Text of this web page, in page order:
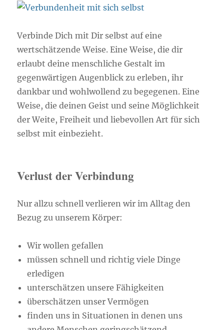
Verbinde Dich mit Dir selbst auf eine
wertschätzende Weise. Eine Weise, die dir
erlaubt deine menschliche Gestalt im
gegenwärtigen Augenblick zu erleben, ihr
dankbar und wohlwollend zu begegenen. Eine
Weise, die deinen Geist und seine Möglichkeit
der Weite, Freiheit und liebevollen Art für sich
selbst mit einbezieht.
Verlust der Verbindung
Nur allzu schnell verlieren wir im Alltag den
Bezug zu unserem Körper:
Wir wollen gefallen
müssen schnell und richtig viele Dinge
erledigen
unterschätzen unsere Fähigkeiten
überschätzen unser Vermögen
finden uns in Situationen in denen uns